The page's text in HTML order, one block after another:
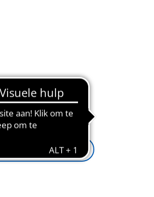
Herinnering actief